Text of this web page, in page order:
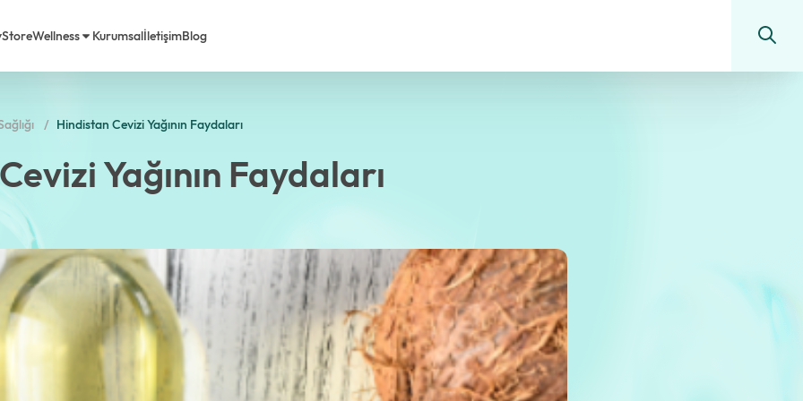
Sorulan Sorular
StoreWellness KurumsalİletişimBlog
Hindistan Cevizi Yağının Faydaları
Yağının Faydaları